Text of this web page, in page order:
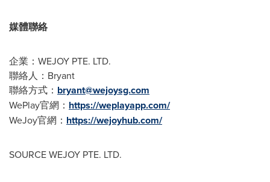
媒體聯絡
企業：WEJOY PTE. LTD.
聯絡人：Bryant
聯絡方式： bryant@wejoysg.com
WePlay官網： https://weplayapp.com/
WeJoy官網： https://wejoyhub.com/
SOURCE WEJOY PTE. LTD.